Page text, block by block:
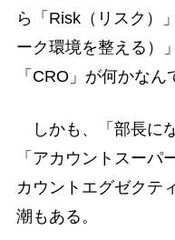
ら「Risk（リスク）
ーク環境を整える）
「CRO」が何かなん
しかも、「部長に
「アカウントスーパ
カウントエグゼクテ
潮もある。